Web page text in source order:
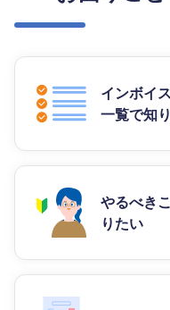
インボイ
一覧で知
やるべき
りたい